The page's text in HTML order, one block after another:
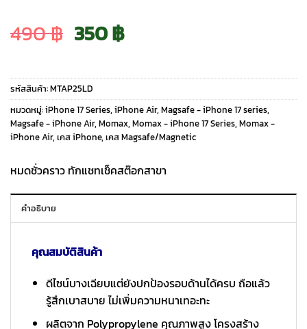
490฿ Original
price
was:
490 ฿.
350฿Current
price
is:
350 ฿.
รหัสสินค้า:MTAP25LD
หมวดหมู่:iPhone 17 Series, iPhone Air, Magsafe - iPhone 17 series,
Magsafe - iPhone Air, Momax, Momax - iPhone 17 Series, Momax -
iPhone Air, เคส iPhone, เคส Magsafe/Magnetic
หมดชั่วคราว ทักแชทเช็คสต๊อกสาขา
คำอธิบาย
คุณสมบัติสินค้า
ดีไซน์บางเฉียบแต่ยังปกป้องรอบด้านได้ครบ ถือแล้ว
รู้สึกเบาสบาย ไม่เพิ่มความหนาเทอะทะ
ผลิตจาก Polypropylene คุณภาพสูง โครงสร้าง